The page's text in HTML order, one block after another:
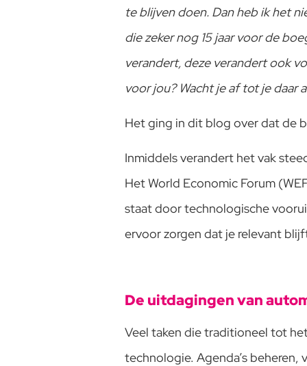
te blijven doen. Dan heb ik het
die zeker nog 15 jaar voor de
verandert, deze verandert ook
voor jou? Wacht je af tot je daar
Het ging in dit blog over dat de
Inmiddels verandert het vak
Het World Economic Forum
staat door technologische
ervoor zorgen dat je relevant
De uitdagingen van
Veel taken die traditioneel tot
technologie. Agenda’s